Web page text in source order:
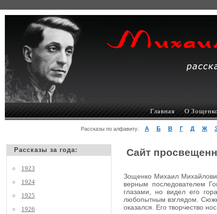
Главная О
Рассказы по алфавиту: А Б В Г Д Ж
Рассказы за года:
1923
1924
1925
1926
Сайт
Зощенко Михаил
верным последователем
глазами, но видел его
любопытным взглядом.
оказался. Его творчество